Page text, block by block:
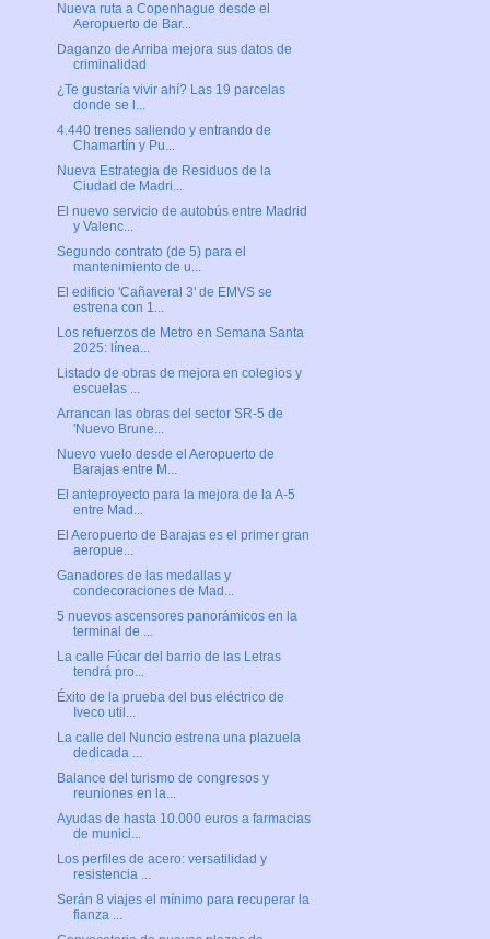
Nueva ruta a Copenhague desde el
Aeropuerto de Bar...
Daganzo de Arriba mejora sus datos de
criminalidad
¿Te gustaría vivir ahí? Las 19 parcelas
donde se l...
4.440 trenes saliendo y entrando de
Chamartín y Pu...
Nueva Estrategia de Residuos de la
Ciudad de Madri...
El nuevo servicio de autobús entre Madrid
y Valenc...
Segundo contrato (de 5) para el
mantenimiento de u...
El edificio 'Cañaveral 3' de EMVS se
estrena con 1...
Los refuerzos de Metro en Semana Santa
2025: línea...
Listado de obras de mejora en colegios y
escuelas ...
Arrancan las obras del sector SR-5 de
'Nuevo Brune...
Nuevo vuelo desde el Aeropuerto de
Barajas entre M...
El anteproyecto para la mejora de la A-5
entre Mad...
El Aeropuerto de Barajas es el primer gran
aeropue...
Ganadores de las medallas y
condecoraciones de Mad...
5 nuevos ascensores panorámicos en la
terminal de ...
La calle Fúcar del barrio de las Letras
tendrá pro...
Éxito de la prueba del bus eléctrico de
Iveco util...
La calle del Nuncio estrena una plazuela
dedicada ...
Balance del turismo de congresos y
reuniones en la...
Ayudas de hasta 10.000 euros a farmacias
de munici...
Los perfiles de acero: versatilidad y
resistencia ...
Serán 8 viajes el mínimo para recuperar la
fianza ...